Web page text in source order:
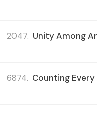
2047. Unity Among
6874. Counting